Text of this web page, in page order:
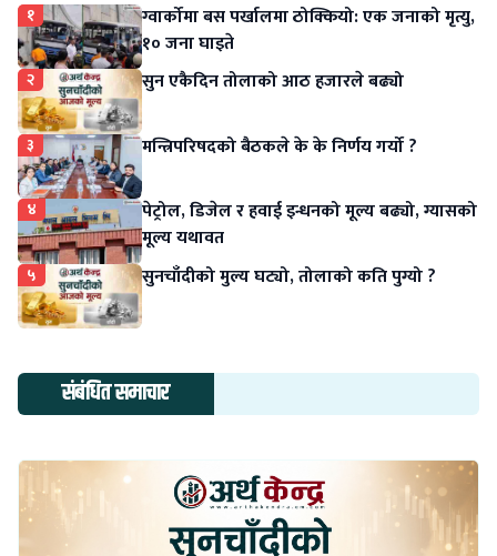
१
ग्वार्कोमा बस पर्खालमा ठोक्कियो: एक जनाको मृत्यु,
१० जना घाइते
२ सुन एकैदिन तोलाको आठ हजारले बढ्यो
३ मन्त्रिपरिषदको बैठकले के के निर्णय गर्यो ?
४
पेट्रोल, डिजेल र हवाई इन्धनको मूल्य बढ्यो, ग्यासको
मूल्य यथावत
५ सुनचाँदीको मुल्य घट्यो, तोलाको कति पुग्यो ?
संबंधित समाचार